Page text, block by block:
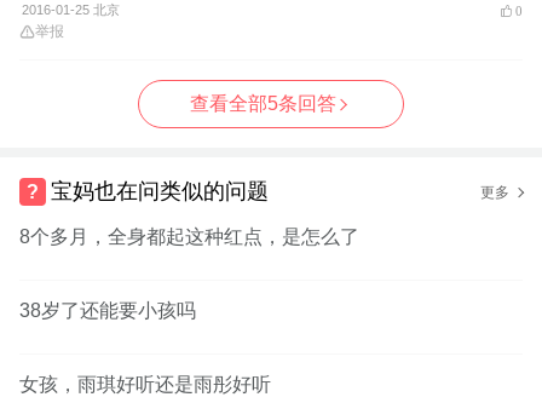
2016-01-25 北京 0
举报
查看全部5条回答
宝妈也在问类似的问题 更多
8个多月，全身都起这种红点，是怎么了
38岁了还能要小孩吗
女孩，雨琪好听还是雨彤好听